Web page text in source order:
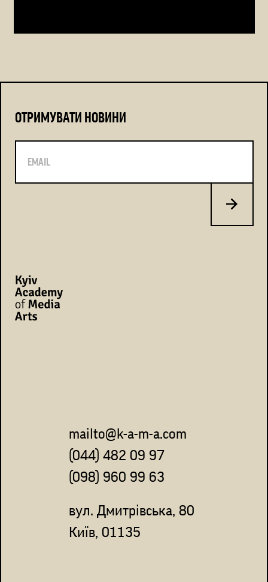
ОТРИМУВАТИ НОВИНИ
mailto@k-a-m-a.com
(044) 482 09 97
(098) 960 99 63
вул. Дмитрівська, 80
Київ, 01135